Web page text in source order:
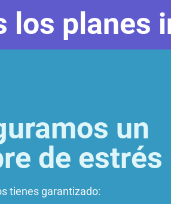
los planes
un
de estrés
tienes garantizado: